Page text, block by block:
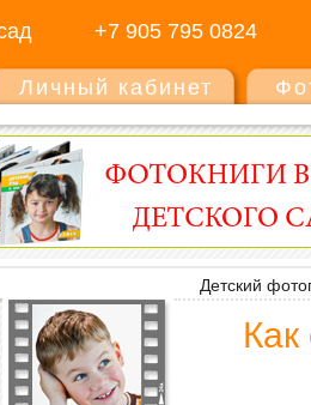
+7 905 795 0824
Личный кабинет
Детский